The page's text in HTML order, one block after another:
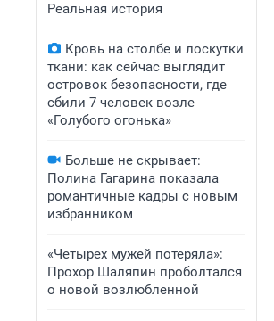
Реальная история
Кровь на столбе и лоскутки
ткани: как сейчас выглядит
островок безопасности, где
сбили 7 человек возле
«Голубого огонька»
Больше не скрывает:
Полина Гагарина показала
романтичные кадры с новым
избранником
«Четырех мужей потеряла»:
Прохор Шаляпин проболтался
о новой возлюбленной